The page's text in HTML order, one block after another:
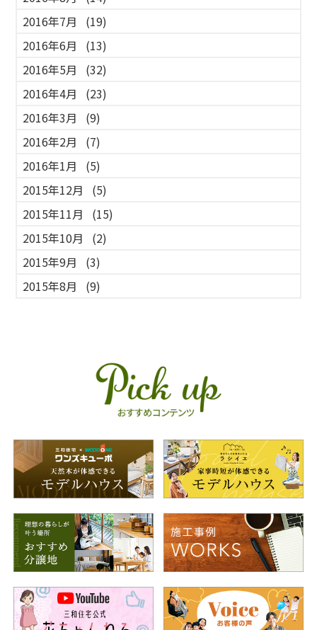
2016年7月
(19)
2016年6月
(13)
2016年5月
(32)
2016年4月
(23)
2016年3月
(9)
2016年2月
(7)
2016年1月
(5)
2015年12月
(5)
2015年11月
(15)
2015年10月
(2)
2015年9月
(3)
2015年8月
(9)